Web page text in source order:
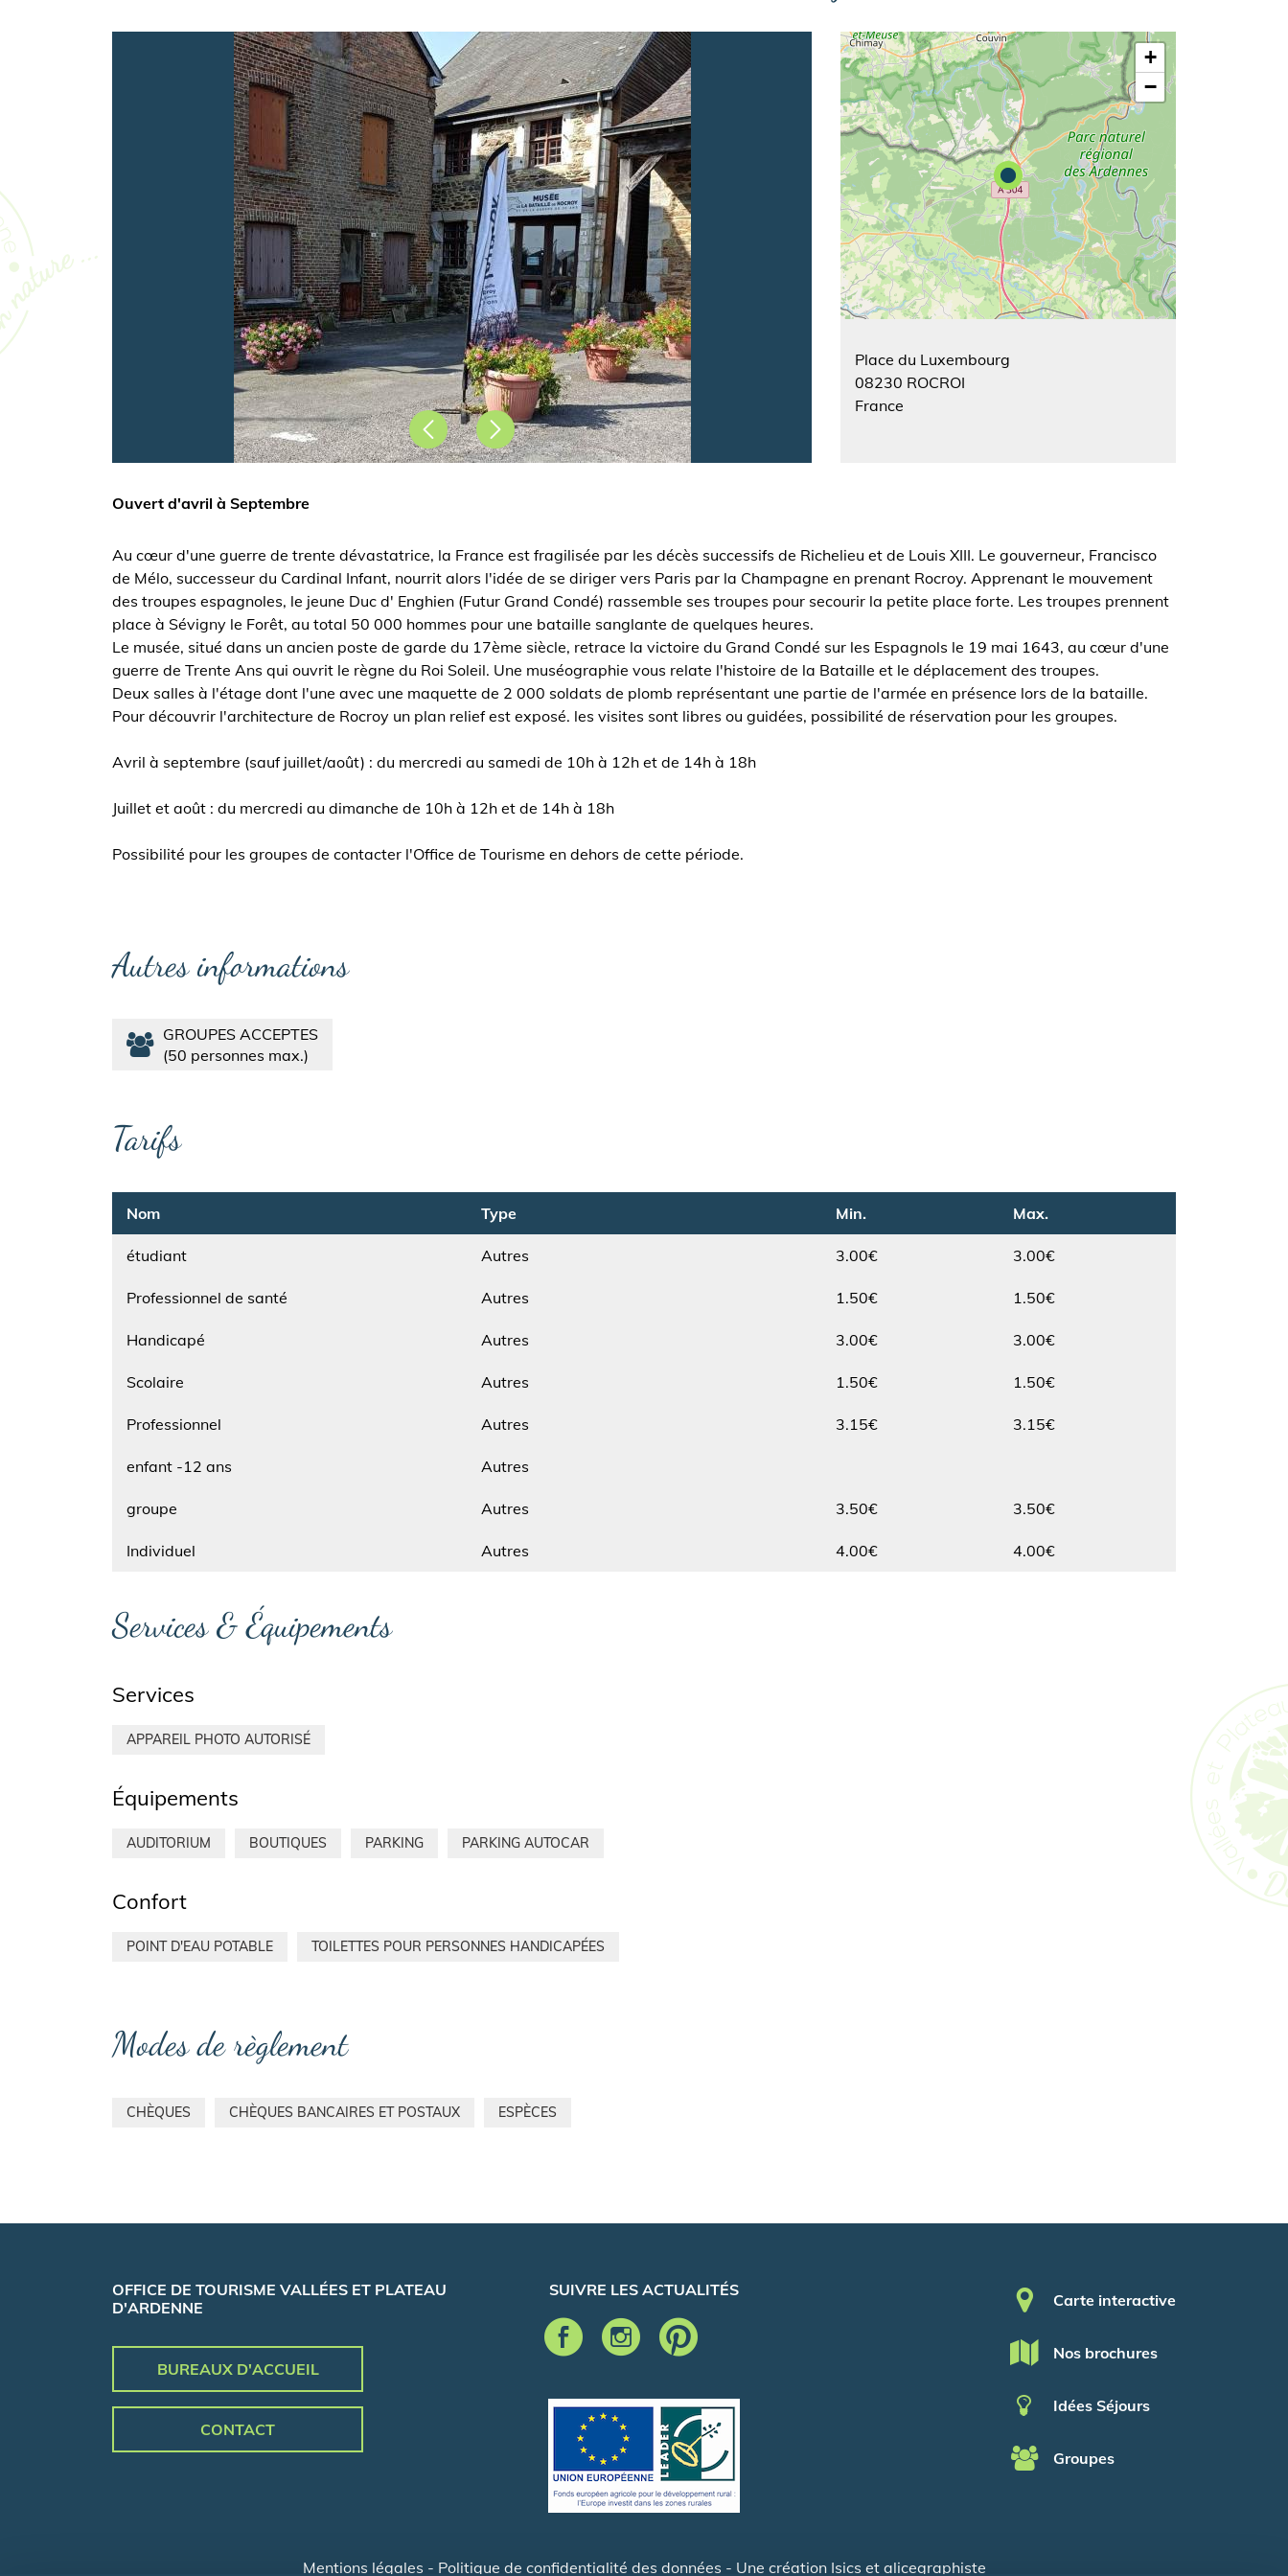
PrécédentSuivant
+
−
Place du Luxembourg
08230 ROCROI
France
Ouvert d'avril à Septembre
Au cœur d'une guerre de trente dévastatrice, la France est fragilisée par les décès successifs de Richelieu et de Louis XIII. Le gouverneur, Francisco
de Mélo, successeur du Cardinal Infant, nourrit alors l'idée de se diriger vers Paris par la Champagne en prenant Rocroy. Apprenant le mouvement
des troupes espagnoles, le jeune Duc d' Enghien (Futur Grand Condé) rassemble ses troupes pour secourir la petite place forte. Les troupes prennent
place à Sévigny le Forêt, au total 50 000 hommes pour une bataille sanglante de quelques heures.
Le musée, situé dans un ancien poste de garde du 17ème siècle, retrace la victoire du Grand Condé sur les Espagnols le 19 mai 1643, au cœur d'une
guerre de Trente Ans qui ouvrit le règne du Roi Soleil. Une muséographie vous relate l'histoire de la Bataille et le déplacement des troupes.
Deux salles à l'étage dont l'une avec une maquette de 2 000 soldats de plomb représentant une partie de l'armée en présence lors de la bataille.
Pour découvrir l'architecture de Rocroy un plan relief est exposé. les visites sont libres ou guidées, possibilité de réservation pour les groupes.
Avril à septembre (sauf juillet/août) : du mercredi au samedi de 10h à 12h et de 14h à 18h
Juillet et août : du mercredi au dimanche de 10h à 12h et de 14h à 18h
Possibilité pour les groupes de contacter l'Office de Tourisme en dehors de cette période.
Autres informations
GROUPES ACCEPTES
50 personnes max.
Tarifs
Nom
étudiant
Type
Autres
Min.
3.00€
Max.
3.00€
Professionnel de santé Autres 1.50€
1.50€
Handicapé Autres 3.00€
3.00€
Scolaire Autres 1.50€
1.50€
Professionnel Autres 3.15€
3.15€
enfant -12 ans Autres
groupe Autres 3.50€
3.50€
Individuel Autres 4.00€ 4.00€
Services & Équipements
Services
APPAREIL PHOTO AUTORISÉ
Équipements
AUDITORIUM BOUTIQUES PARKING PARKING AUTOCAR
Confort
POINT D'EAU POTABLE TOILETTES POUR PERSONNES HANDICAPÉES
Modes de règlement
CHÈQUES CHÈQUES BANCAIRES ET POSTAUX ESPÈCES
OFFICE DE TOURISME VALLÉES ET PLATEAU
D'ARDENNE
BUREAUX D'ACCUEIL
CONTACT
SUIVRE LES ACTUALITÉS Pied de page
Carte interactive
Nos brochures
Idées Séjours
Groupes
Mentions légales - Politique de confidentialité des données - Une création Isics et alicegraphiste